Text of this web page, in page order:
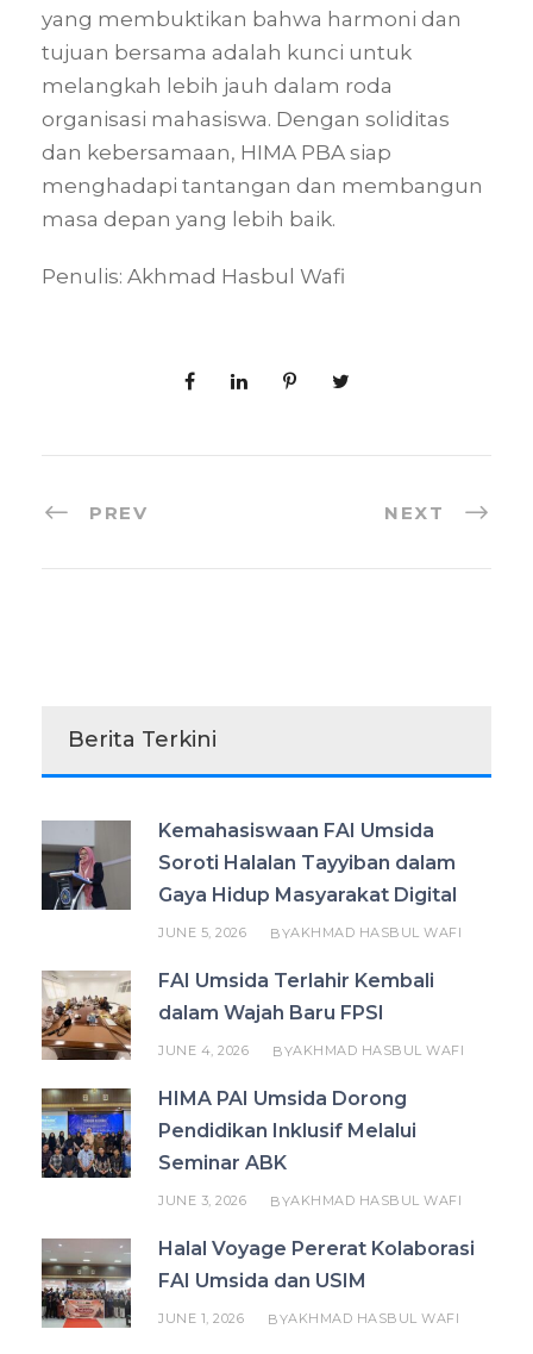
yang membuktikan bahwa harmoni dan
tujuan bersama adalah kunci untuk
melangkah lebih jauh dalam roda
organisasi mahasiswa. Dengan soliditas
dan kebersamaan, HIMA PBA siap
menghadapi tantangan dan membangun
masa depan yang lebih baik.
Penulis: Akhmad Hasbul Wafi
PREV NEXT
Berita Terkini
Kemahasiswaan FAI Umsida
Soroti Halalan Tayyiban dalam
Gaya Hidup Masyarakat Digital
JUNE 5, 2026 BYAKHMAD HASBUL WAFI
FAI Umsida Terlahir Kembali
dalam Wajah Baru FPSI
JUNE 4, 2026 BYAKHMAD HASBUL WAFI
HIMA PAI Umsida Dorong
Pendidikan Inklusif Melalui
Seminar ABK
JUNE 3, 2026 BYAKHMAD HASBUL WAFI
Halal Voyage Pererat Kolaborasi
FAI Umsida dan USIM
JUNE 1, 2026 BYAKHMAD HASBUL WAFI